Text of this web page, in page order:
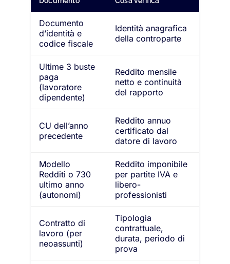
Documento
d’identità e
codice fiscale
Identità anagrafica
della controparte
Ultime 3 buste
paga
(lavoratore
dipendente)
Reddito mensile
netto e continuità
del rapporto
CU dell’anno
precedente
Reddito annuo
certificato dal
datore di lavoro
Modello
Redditi o 730
ultimo anno
(autonomi)
Reddito imponibile
per partite IVA e
libero-
professionisti
Contratto di
lavoro (per
neoassunti)
Tipologia
contrattuale,
durata, periodo di
prova